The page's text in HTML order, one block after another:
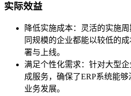
实际效益
降低实施成本：灵活的实施
同规模的企业都能以较低的
署与上线。
满足个性化需求：针对大型
成服务，确保了ERP系统能
业务发展。